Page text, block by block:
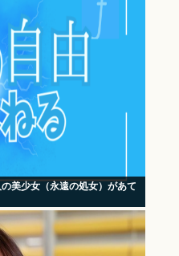
美少女（永遠の処女）があて